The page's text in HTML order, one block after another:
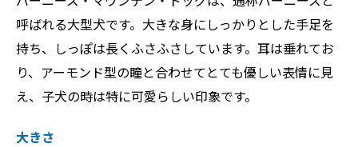
呼ばれる大型犬です。大きな身にしっかりとした手足を
持ち、しっぽは長くふさふさしています。耳は垂れてお
り、アーモンド型の瞳と合わせてとても優しい表情に見
え、子犬の時は特に可愛らしい印象です。
大きさ